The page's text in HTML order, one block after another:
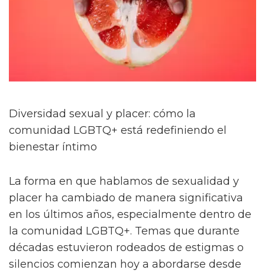
Diversidad sexual y placer: cómo la
comunidad LGBTQ+ está redefiniendo el
bienestar íntimo
La forma en que hablamos de sexualidad y
placer ha cambiado de manera significativa
en los últimos años, especialmente dentro de
la comunidad LGBTQ+. Temas que durante
décadas estuvieron rodeados de estigmas o
silencios comienzan hoy a abordarse desde